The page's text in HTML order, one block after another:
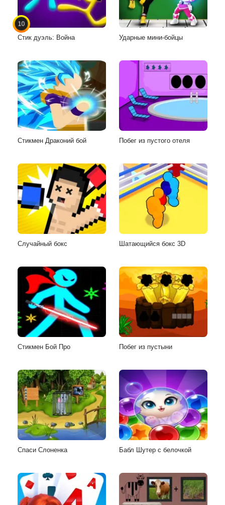
10
Стик дуэль: Война Ударные мини-бойцы
Стикмен Драконий бой Побег из пустого отеля
Случайный бокс Шатающийся бокс 3D
Стикмен Бой Про Побег из пустыни
Спаси Слоненка Бабл Шутер с белочкой